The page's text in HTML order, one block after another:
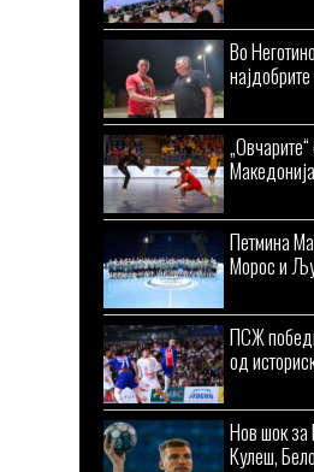
Во
Петмина
Морос и
ПСЖ
од
Нов шок за
Кулеш,